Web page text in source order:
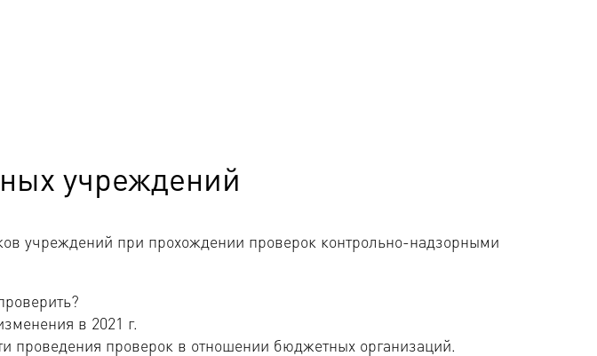
учреждений
учреждений при прохождении проверок контрольно-надзорными
в 2021 г.
проведения проверок в отношении бюджетных организаций.